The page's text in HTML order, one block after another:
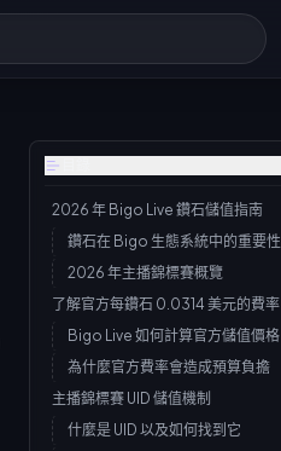
2026 年 Bigo Live 鑽石儲值指南
鑽石在 Bigo 生態系統中的重要性
2026 年主播錦標賽概覽
了解官方每鑽石 0.0314 美元的費率
Bigo Live 如何計算官方儲值價格
為什麼官方費率會造成預算負擔
主播錦標賽 UID 儲值機制
什麼是 UID 以及如何找到它